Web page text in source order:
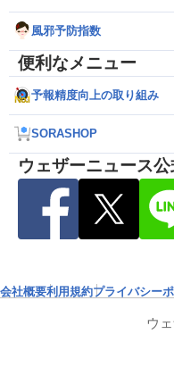
風邪予防指数
便利なメニュー
予報精度向上の取り組み
SORASHOP
ウェザーニュース
会社概要利用規約プライバシー
ウ